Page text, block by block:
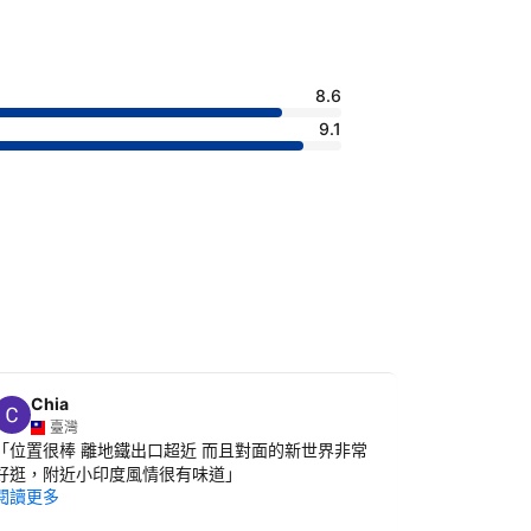
8.6
9.1
Chia
臺灣
「位置很棒 離地鐵出口超近 而且對面的新世界非常
逛，附近小印度風情很有味道」
讀更多